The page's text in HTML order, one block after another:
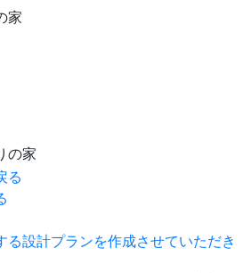
家
る設計プランを作成させていただき